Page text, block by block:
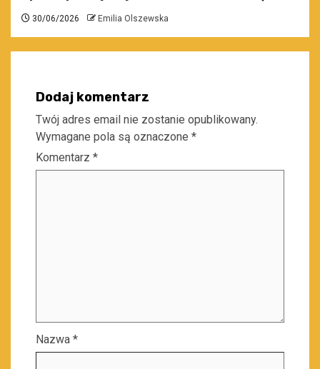
30/06/2026 Emilia Olszewska
Dodaj komentarz
Twój adres email nie zostanie opublikowany.
Wymagane pola są oznaczone *
Komentarz *
Nazwa *